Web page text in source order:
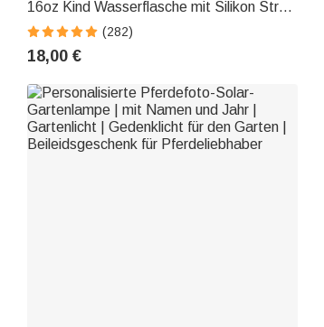
16oz Kind Wasserflasche mit Silikon Stroh
und Griff Geburtstag zurück zu Schule
Geschenk für Jungen Mädchen
(282)
18,00 €